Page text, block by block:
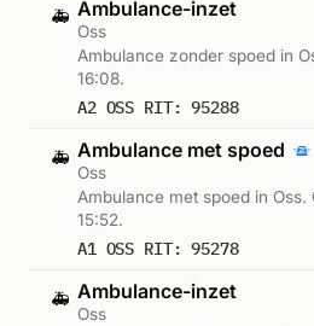
🚑 Ambulance-inzet
Oss
Ambulance zonder spoed in
16:08.
A2 OSS RIT: 95288
🚑 Ambulance met spoed
Oss
Ambulance met spoed in Oss.
15:52.
A1 OSS RIT: 95278
🚑 Ambulance-inzet
Oss